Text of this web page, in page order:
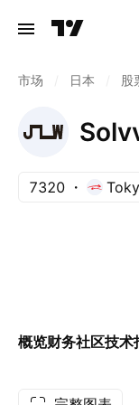
市场 日本 股
7320
概览财务社区技术